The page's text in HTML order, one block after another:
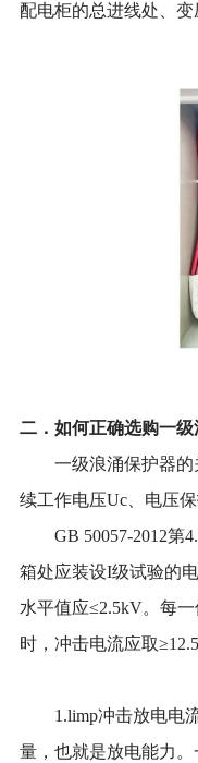
配电柜的总进线处、变
二．如何正确选购一
一级浪涌保护器
续工作电压Uc、电压保
GB 50057-2012第
箱处应装设I级试验的
水平值应≤2.5kV。每
时，冲击电流应取
1.limp冲击放电电
量，也就是放电能力